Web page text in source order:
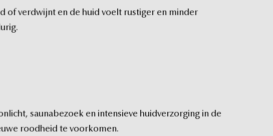
of verdwijnt en de huid voelt rustiger en minder
saunabezoek en intensieve huidverzorging in de
roodheid te voorkomen.